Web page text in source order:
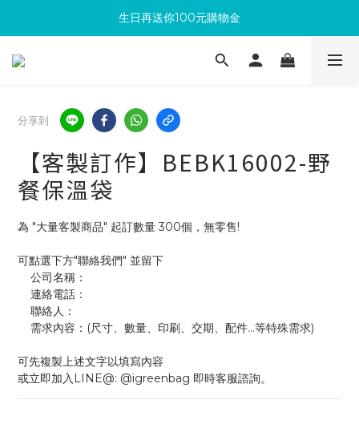
滿300回饋10%購物金
生日再送你100元購物金
加入成為新會員 馬上領取50元購物金
分享到
【客製訂作】BEBK16002-野
餐保溫袋
為 "大量客製商品" 起訂數量 300個，無零售!
可點選下方"聯絡我們" 並留下
    公司名稱：
    連絡電話：
    聯絡人：
    需求內容：(尺寸、數量、印刷、交期、配件...等特殊需求)
可先複製上述文字以填寫內容
或立即加入LINE@: @igreenbag 即時客服諮詢。